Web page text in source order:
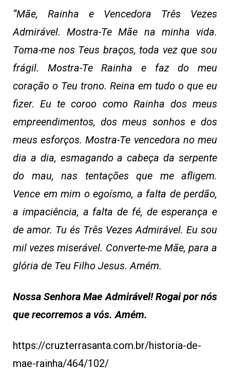
“Mãe, Rainha e Vencedora Três Vezes
Admirável. Mostra-Te Mãe na minha vida.
Toma-me nos Teus braços, toda vez que sou
frágil. Mostra-Te Rainha e faz do meu
coração o Teu trono. Reina em tudo o que eu
fizer. Eu te coroo como Rainha dos meus
empreendimentos, dos meus sonhos e dos
meus esforços. Mostra-Te vencedora no meu
dia a dia, esmagando a cabeça da serpente
do mau, nas tentações que me afligem.
Vence em mim o egoísmo, a falta de perdão,
a impaciência, a falta de fé, de esperança e
de amor. Tu és Três Vezes Admirável. Eu sou
mil vezes miserável. Converte-me Mãe, para a
glória de Teu Filho Jesus. Amém.
Nossa Senhora Mae Admirável! Rogai por nós
que recorremos a vós. Amém.
https://cruzterrasanta.com.br/historia-de-
mae-rainha/464/102/